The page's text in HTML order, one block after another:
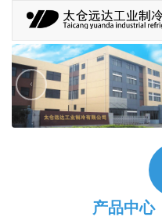
‹
产品中心